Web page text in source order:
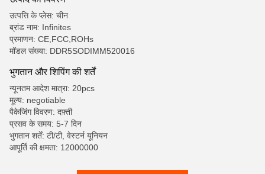
उत्पत्ति के प्लेस: चीन
ब्रांड नाम: Infinites
प्रमाणन: CE,FCC,ROHs
मॉडल संख्या: DDR5SODIMM520016
भुगतान और शिपिंग की शर्तें
न्यूनतम आदेश मात्रा: 20pcs
मूल्य: negotiable
पैकेजिंग विवरण: दफ़्ती
प्रसव के समय: 5-7 दिन
भुगतान शर्तें: टी/टी, वेस्टर्न यूनियन
आपूर्ति की क्षमता: 12000000